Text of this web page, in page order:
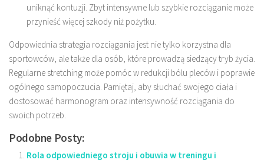
uniknąć kontuzji. Zbyt intensywne lub szybkie rozciąganie może
przynieść więcej szkody niż pożytku.
Odpowiednia strategia rozciągania jest nie tylko korzystna dla
sportowców, ale także dla osób, które prowadzą siedzący tryb życia.
Regularne stretching może pomóc w redukcji bólu pleców i poprawie
ogólnego samopoczucia. Pamiętaj, aby słuchać swojego ciała i
dostosować harmonogram oraz intensywność rozciągania do
swoich potrzeb.
Podobne Posty:
Rola odpowiedniego stroju i obuwia w treningu i